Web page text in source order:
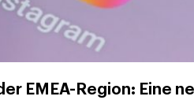
EMEA-Region: Eine